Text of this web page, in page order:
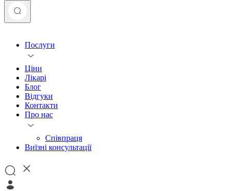
Послуги
Ціни
Лікарі
Блог
Відгуки
Контакти
Про нас
Співпраця
Виїзні консультації